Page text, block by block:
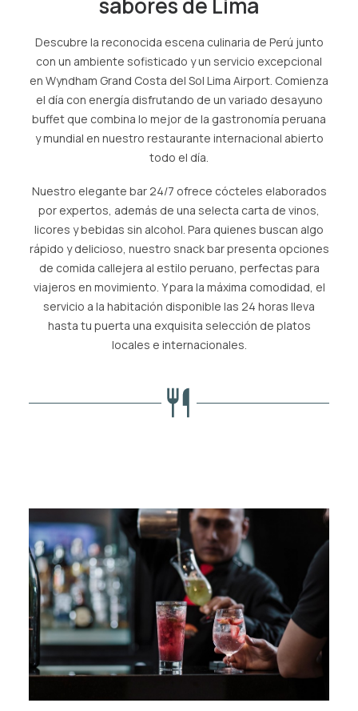
Descubre la reconocida escena culinaria de Perú junto
con un ambiente sofisticado y un servicio excepcional
en Wyndham Grand Costa del Sol Lima Airport. Comienza
el día con energía disfrutando de un variado desayuno
buffet que combina lo mejor de la gastronomía peruana
y mundial en nuestro restaurante internacional abierto
todo el día.
Nuestro elegante bar 24/7 ofrece cócteles elaborados
por expertos, además de una selecta carta de vinos,
licores y bebidas sin alcohol. Para quienes buscan algo
rápido y delicioso, nuestro snack bar presenta opciones
de comida callejera al estilo peruano, perfectas para
viajeros en movimiento. Y para la máxima comodidad, el
servicio a la habitación disponible las 24 horas lleva
hasta tu puerta una exquisita selección de platos
locales e internacionales.